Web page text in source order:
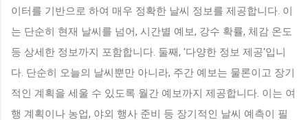
이터를 기반으로 하여 매우 정확한 날씨 정보를 제공합니다. 이
는 단순히 현재 날씨를 넘어, 시간별 예보, 강수 확률, 체감 온도
등 상세한 정보까지 포함합니다. 둘째, '다양한 정보 제공'입니
다. 단순히 오늘의 날씨뿐만 아니라, 주간 예보는 물론이고 장기
적인 계획을 세울 수 있도록 월간 예보까지 제공합니다. 이는 여
행 계획이나 농업, 야외 행사 준비 등 장기적인 날씨 예측이 필